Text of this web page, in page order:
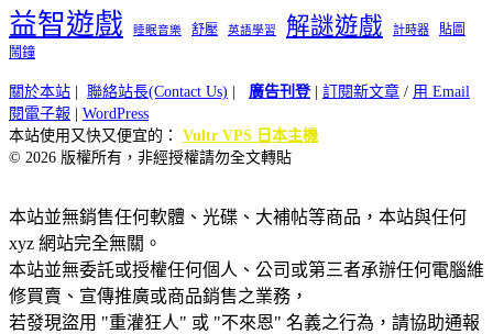
益智遊戲 睡眠音樂 舒壓 英語學習 解謎遊戲 計時器
貼圖
鬧鐘
關於本站 | 聯絡站長(Contact Us) | 廣告刊登| 訂閱新文章 / 用 Email
閱電子報 | WordPress
本站使用又快又便宜的： Vultr VPS 日本主機
© 2026 版權所有，非經授權請勿全文轉貼
本站並無銷售任何軟體、光碟、大補帖等商品，本站與任何
xyz 網站完全無關。
本站並無委託或授權任何個人、公司或第三者承辦任何電腦維
修買賣、宣傳推廣或商品銷售之業務，
若發現盜用 "重灌狂人" 或 "不來恩" 名義之行為，請協助通報